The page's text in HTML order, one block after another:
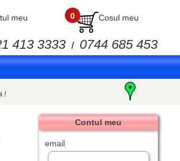
meu 0 Cosul meu
413 3333 / 0744 685 453
!
Contul meu
email